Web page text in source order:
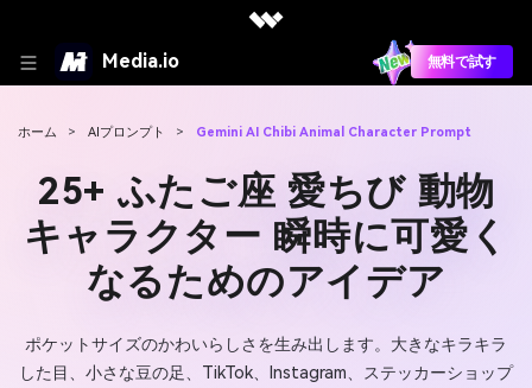
Media.io 無料で試す
ホーム > AIプロンプト > Gemini AI Chibi Animal Character Prompt
25+ ふたご座 愛ちび 動物
キャラクター 瞬時に可愛く
なるためのアイデア
ポケットサイズのかわいらしさを生み出します。大きなキラキラ
した目、小さな豆の足、TikTok、Instagram、ステッカーショップ